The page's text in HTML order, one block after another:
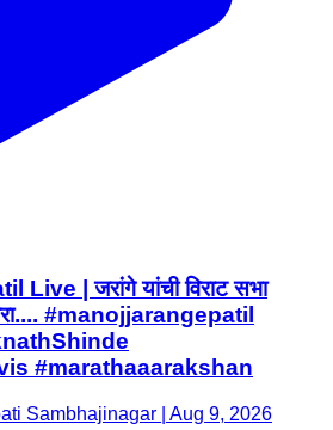
| जरांगे यांची विराट सभा
#manojjarangepatil
#marathaaarakshan
Sambhajinagar | Aug 9, 2026